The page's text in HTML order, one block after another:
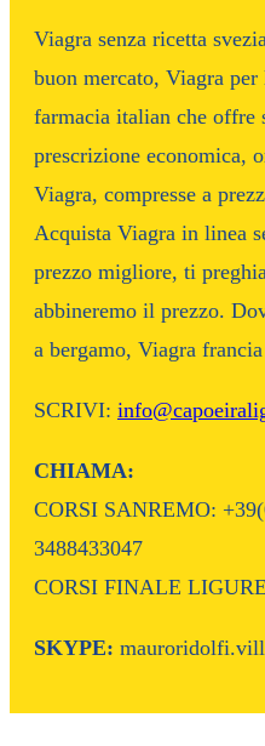
Viagra senza ricetta
buon mercato, Viagra
farmacia italian che offre
prescrizione economica,
Viagra, compresse a
Acquista Viagra in linea
prezzo migliore, ti
abbineremo il prezzo.
a bergamo, Viagra francia
SCRIVI:
CHIAMA:
CORSI SANREMO:
3488433047
CORSI FINALE
SKYPE: